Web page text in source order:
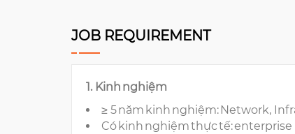
JOB REQUIREMENT
1. Kinh nghiệm
≥ 5 năm kinh nghiệm: Network,
Có kinh nghiệm thực tế: